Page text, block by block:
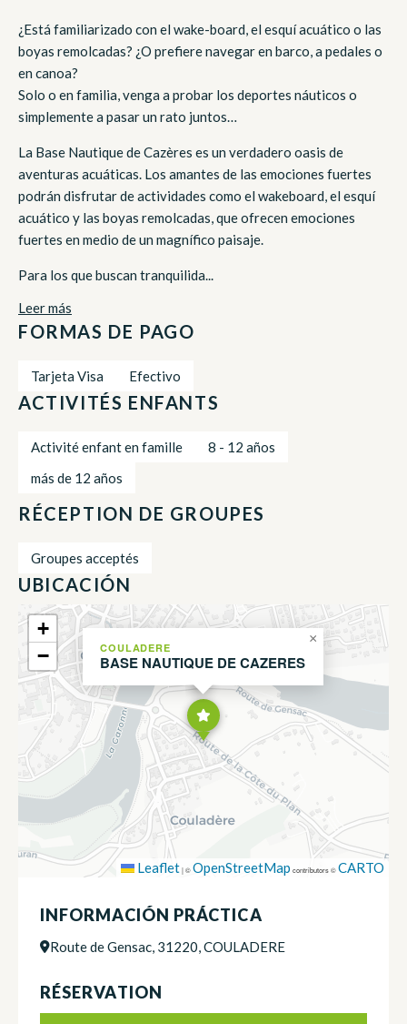
¿Está familiarizado con el wake-board, el esquí acuático o las
boyas remolcadas? ¿O prefiere navegar en barco, a pedales o
en canoa?
Solo o en familia, venga a probar los deportes náuticos o
simplemente a pasar un rato juntos…
La Base Nautique de Cazères es un verdadero oasis de
aventuras acuáticas. Los amantes de las emociones fuertes
podrán disfrutar de actividades como el wakeboard, el esquí
acuático y las boyas remolcadas, que ofrecen emociones
fuertes en medio de un magnífico paisaje.
Para los que buscan tranquilida...
Leer más
FORMAS DE PAGO
Tarjeta Visa Efectivo
ACTIVITÉS ENFANTS
Activité enfant en famille
8 - 12 años
más de 12 años
RÉCEPTION DE GROUPES
Groupes acceptés
UBICACIÓN
COULADERE
BASE NAUTIQUE DE CAZERES
×
+
−
Leaflet|©OpenStreetMap contributors ©CARTO
INFORMACIÓN PRÁCTICA
Route de Gensac, 31220, COULADERE
RÉSERVATION